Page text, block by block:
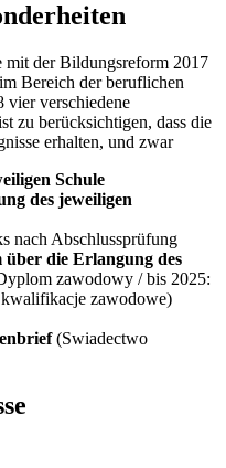
mit der Bildungsreform 2017
Bereich der beruflichen
vier verschiedene
zu berücksichtigen, dass die
erhalten, und zwar
Schule
des jeweiligen
nach Abschlussprüfung
über die Erlangung des
zawodowy / bis 2025:
zawodowe)
(Swiadectwo